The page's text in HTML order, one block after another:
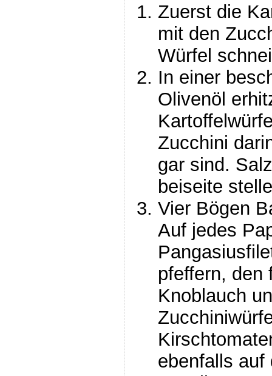
Zuerst die
mit den
Würfel
In einer
Olivenöl
Zucchini
gar sind.
beiseite
Vier Bögen
Auf jedes
pfeffern, den
Knoblauch
ebenfalls auf